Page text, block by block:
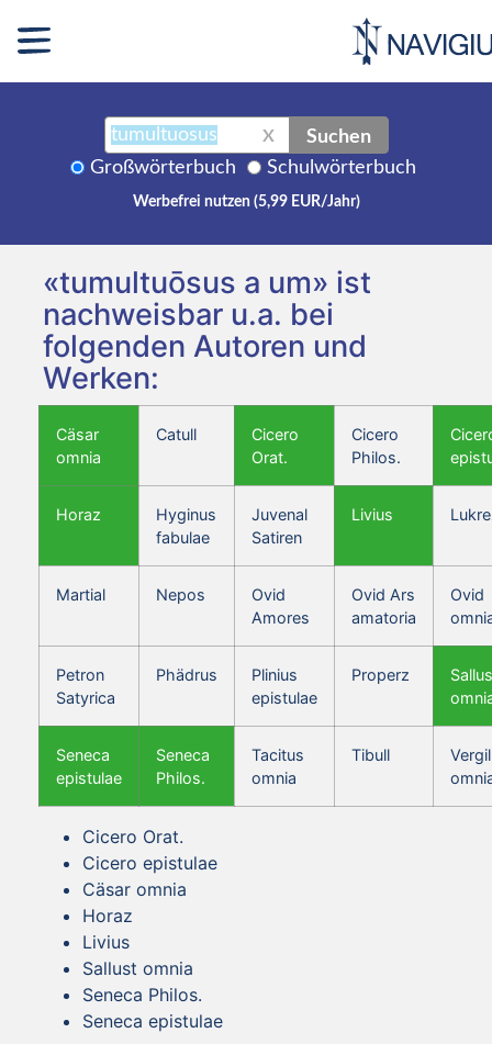
X Suchen
Großwörterbuch Schulwörterbuch
Werbefrei nutzen (5,99 EUR/Jahr)
«tumultuōsus a um» ist
nachweisbar u.a. bei
folgenden Autoren und
Werken:
Cäsar
omnia
Catull
Cicero
Orat.
Cicero
Philos.
Horaz
Hyginus
fabulae
Juvenal
Satiren
Livius
Martial Nepos
Ovid
Amores
Ovid Ars
amatoria
Ovid
Petron
Satyrica
Phädrus
Plinius
epistulae
Properz
Seneca
epistulae
Seneca
Philos.
Tacitus
omnia
Tibull
Vergil
Cicero Orat.
Cicero epistulae
Cäsar omnia
Horaz
Livius
Sallust omnia
Seneca Philos.
Seneca epistulae